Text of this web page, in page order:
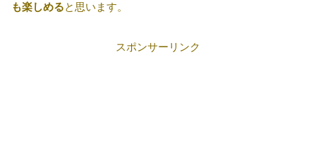
も楽しめると思います。
スポンサーリンク